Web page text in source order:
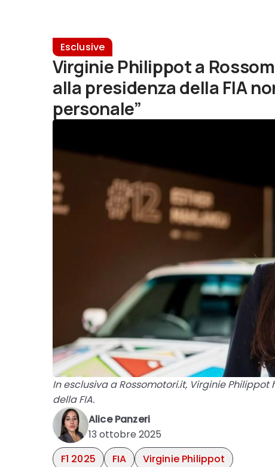
Esclusive
Virginie Philippot a
alla presidenza della FIA
personale”
In esclusiva a Rossomotori.it, Virginie
della FIA.
Alice Panzeri
13 ottobre 2025
F1 2025
FIA Virginie Philippot